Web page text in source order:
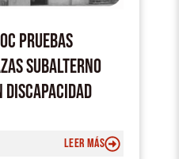
PRUEBAS
SUBALTERNO
DISCAPACIDAD
LEER MÁS